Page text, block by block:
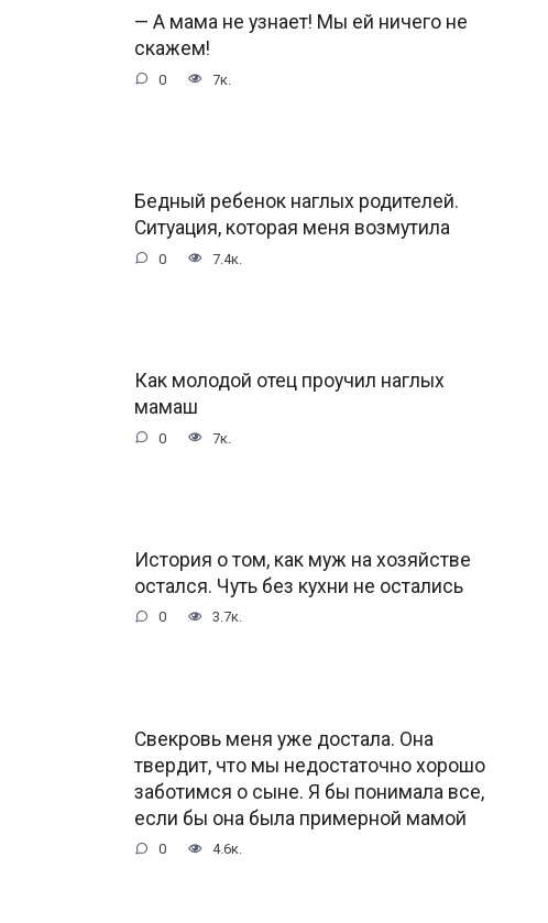
— А мама не узнает! Мы ей ничего не
скажем!
0 7к.
Бедный ребенок наглых родителей.
Ситуация, которая меня возмутила
0 7.4к.
Как молодой отец проучил наглых
мамаш
0 7к.
История о том, как муж на хозяйстве
остался. Чуть без кухни не остались
0 3.7к.
Свекровь меня уже достала. Она
твердит, что мы недостаточно хорошо
заботимся о сыне. Я бы понимала все,
если бы она была примерной мамой
0 4.6к.